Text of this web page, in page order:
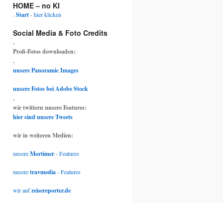
HOME – no KI
. Start- hier klicken
Social Media & Foto Credits
.
Profi-Fotos downloaden:
.
unsere Panoramic Images
unsere Fotos bei Adobe Stock
.
wir twittern unsere Features:
hier sind unsere Tweets
wir in weiteren Medien:
unsereMortimer- Features
unseretravmedia- Features
wir aufreisereporter.de